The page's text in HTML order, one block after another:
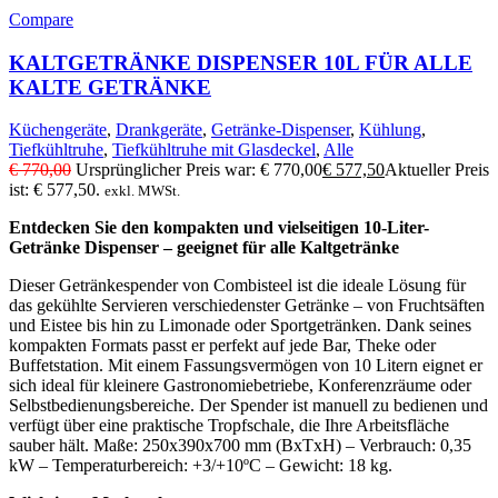
Compare
KALTGETRÄNKE DISPENSER 10L FÜR ALLE
KALTE GETRÄNKE
Küchengeräte, Drankgeräte, Getränke-Dispenser, Kühlung,
Tiefkühltruhe, Tiefkühltruhe mit Glasdeckel, Alle
€770,00 Ursprünglicher Preis war: € 770,00€ 577,50Aktueller Preis
ist: € 577,50. exkl. MWSt.
Entdecken Sie den kompakten und vielseitigen 10-Liter-
Getränke Dispenser – geeignet für alle Kaltgetränke
Dieser Getränkespender von Combisteel ist die ideale Lösung für
das gekühlte Servieren verschiedenster Getränke – von Fruchtsäften
und Eistee bis hin zu Limonade oder Sportgetränken. Dank seines
kompakten Formats passt er perfekt auf jede Bar, Theke oder
Buffetstation. Mit einem Fassungsvermögen von 10 Litern eignet er
sich ideal für kleinere Gastronomiebetriebe, Konferenzräume oder
Selbstbedienungsbereiche. Der Spender ist manuell zu bedienen und
verfügt über eine praktische Tropfschale, die Ihre Arbeitsfläche
sauber hält. Maße: 250x390x700 mm (BxTxH) – Verbrauch: 0,35
kW – Temperaturbereich: +3/+10ºC – Gewicht: 18 kg.